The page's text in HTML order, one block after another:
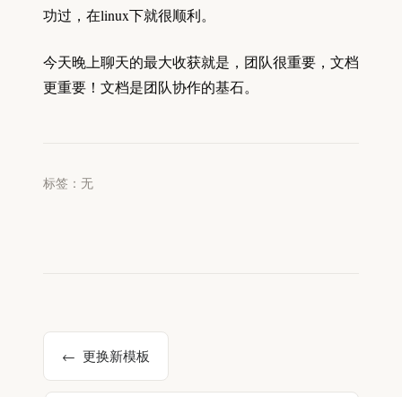
功过，在linux下就很顺利。
今天晚上聊天的最大收获就是，团队很重要，文档
更重要！文档是团队协作的基石。
标签：无
更换新模板